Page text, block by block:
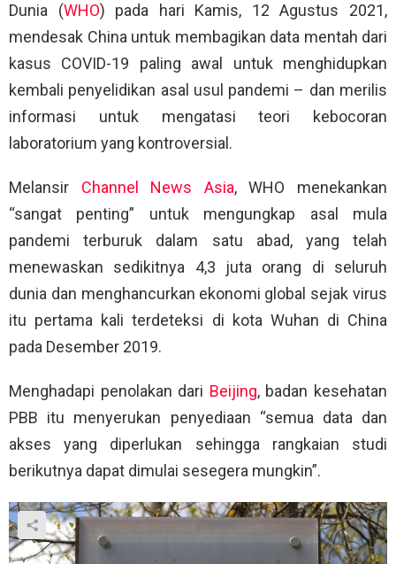
Dunia (WHO) pada hari Kamis, 12 Agustus 2021,
mendesak China untuk membagikan data mentah dari
kasus COVID-19 paling awal untuk menghidupkan
kembali penyelidikan asal usul pandemi – dan merilis
informasi untuk mengatasi teori kebocoran
laboratorium yang kontroversial.
Melansir Channel News Asia, WHO menekankan
“sangat penting” untuk mengungkap asal mula
pandemi terburuk dalam satu abad, yang telah
menewaskan sedikitnya 4,3 juta orang di seluruh
dunia dan menghancurkan ekonomi global sejak virus
itu pertama kali terdeteksi di kota Wuhan di China
pada Desember 2019.
Menghadapi penolakan dari Beijing, badan kesehatan
PBB itu menyerukan penyediaan “semua data dan
akses yang diperlukan sehingga rangkaian studi
berikutnya dapat dimulai sesegera mungkin”.